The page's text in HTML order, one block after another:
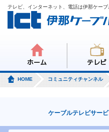
テレビ、インターネット、電話は伊那ケーブ
ホーム テレビ
HOME コミュニティチャンネル
ケーブルテレビサー